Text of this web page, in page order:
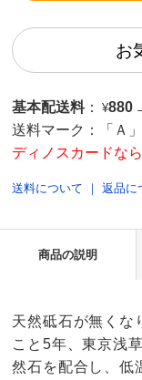
お
基本配送料 ： ¥880
送料マーク：
「Ａ」
ディノスカードな
送料について ｜返品に
商品の説明
天然砥石が無くな
こと5年、東京浅
然石を配合し、低